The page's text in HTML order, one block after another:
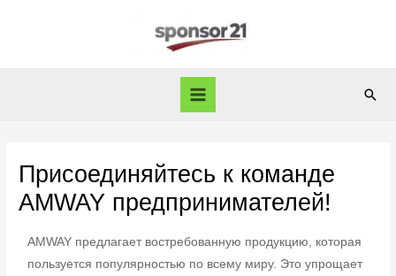
Присоединяйтесь к команде
AMWAY предпринимателей!
AMWAY предлагает востребованную продукцию, которая
пользуется популярностью по всему миру. Это упрощает